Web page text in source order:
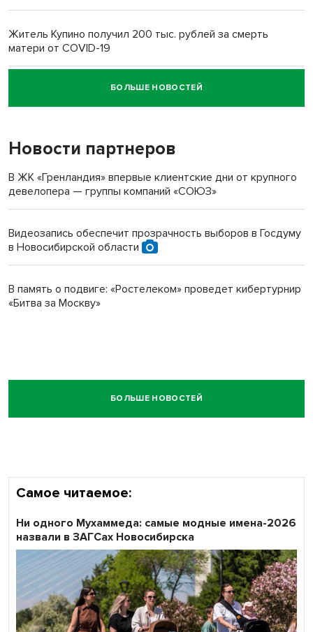
Житель Купино получил 200 тыс. рублей за смерть
матери от COVID-19
Новосибирский суд наказал водителя за смерть
пенсионерки на вокзале
БОЛЬШЕ НОВОСТЕЙ
Новости партнеров
В ЖК «Гренландия» впервые клиентские дни от крупного
девелопера — группы компаний «СОЮЗ»
Видеозапись обеспечит прозрачность выборов в Госдуму
в Новосибирской области
В память о подвиге: «Ростелеком» проведет кибертурнир
«Битва за Москву»
БОЛЬШЕ НОВОСТЕЙ
Самое читаемое:
Ни одного Мухаммеда: самые модные имена-2026
назвали в ЗАГСах Новосибирска